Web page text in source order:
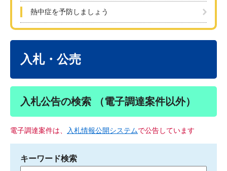
熱中症を予防しましょう
入札・公売
入札公告の検索 （電子調達案件以外）
電子調達案件は、 入札情報公開システムで公告しています
キーワード検索